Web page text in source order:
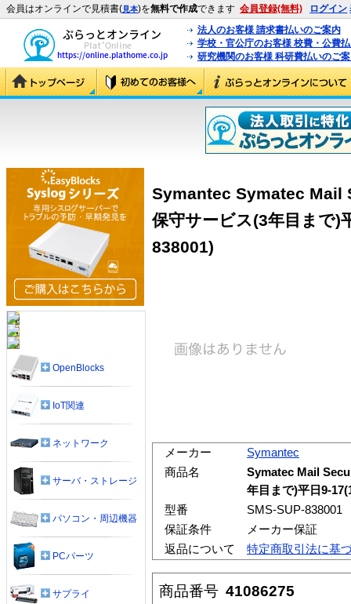
会員はオンラインで見積書(見本)を無料で作成できます 会員登録(無料) ログイン
法人のお客様 請求書払いのご案内
学校・官公庁のお客様 校費・公費
研究機関のお客様 科研費払いのご
Symantec Symatec Mail
保守サービス(3年目まで)
838001)
メーカー
Symantec
商品名
Symatec Mail
年目まで)平日9-
型番
SMS-SUP-838001
保証条件
メーカー保証
返品について
特定商取引法に基
商品番号 41086275
OpenBlocks
IoT関連
ネットワーク
サーバ・ストレージ
パソコン・周辺機器
PCパーツ
サプライ